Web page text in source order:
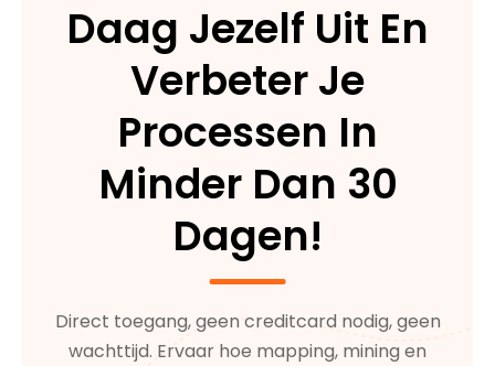
Daag Jezelf Uit En
Verbeter Je
Processen In
Minder Dan 30
Dagen!
Direct toegang, geen creditcard nodig, geen
wachttijd. Ervaar hoe mapping, mining en